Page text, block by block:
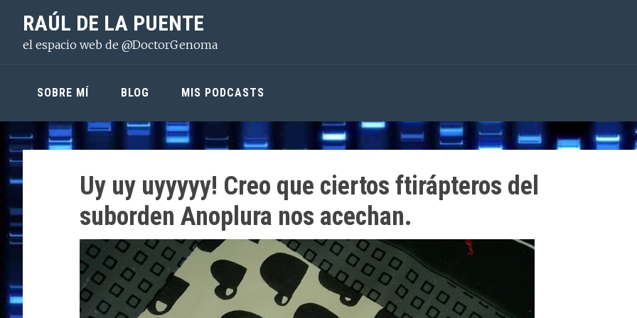
principal
contenido
lateral
RAÚL DE LA PUENTE
el espacio web de @DoctorGenoma
SOBRE MÍ BLOG MIS PODCASTS
Uy uy uyyyyy! Creo que ciertos ftirápteros del
suborden Anoplura nos acechan.